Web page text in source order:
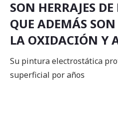
SON HERRAJES
QUE ADEMÁS
LA OXIDACIÓN Y
Su pintura electrostática
superficial por años